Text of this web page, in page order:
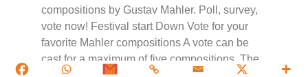
compositions by Gustav Mahler. Poll, survey,
vote now! Festival start Down Vote for your
favorite Mahler compositions A vote can be
cast for a maximum of five compositions. The